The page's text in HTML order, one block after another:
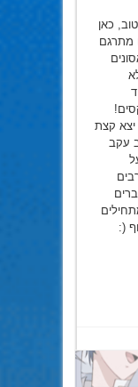
כאן
מתרגם
קצת
עקב
(: